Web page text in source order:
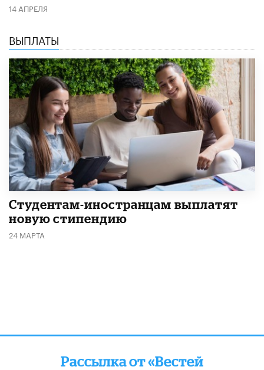
14 АПРЕЛЯ
ВЫПЛАТЫ
Студентам-иностранцам выплатят
новую стипендию
24 МАРТА
Рассылка от «Вестей